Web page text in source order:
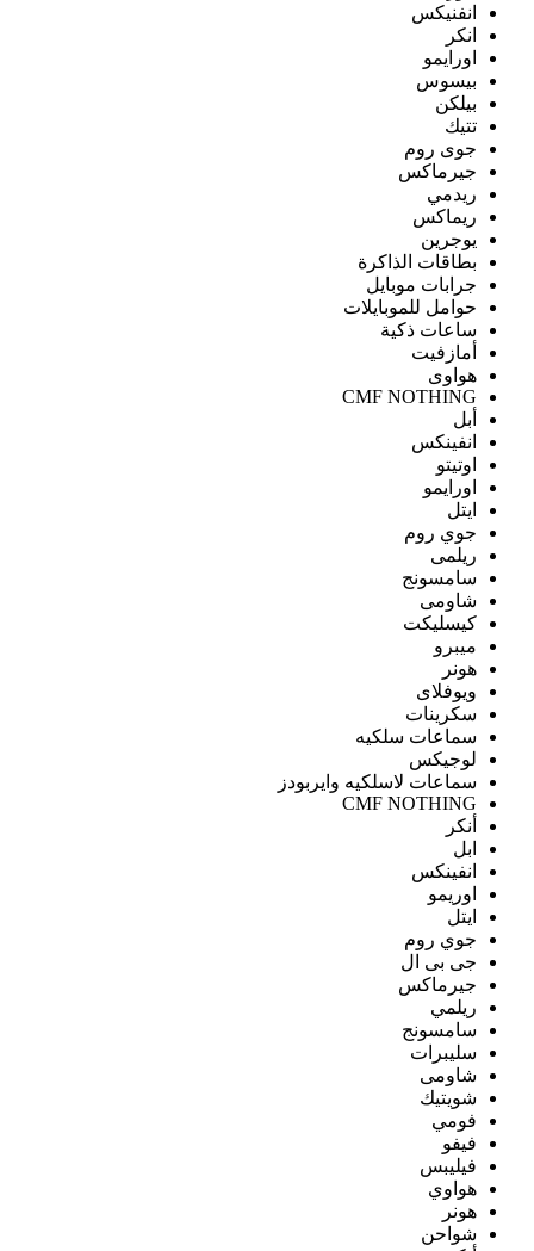
انفنيكس
انكر
اورايمو
بيسوس
بيلكن
تتيك
جوى روم
جيرماكس
ريدمي
ريماكس
يوجرين
بطاقات الذاكرة
جرابات موبايل
حوامل للموبايلات
ساعات ذكية
أمازفيت
هواوى
CMF NOTHING
أبل
انفينكس
اوتيتو
اورايمو
ايتل
جوي روم
ريلمى
سامسونج
شاومى
كيسليكت
ميبرو
هونر
ويوفلاى
سكرينات
سماعات سلكيه
لوجيكس
سماعات لاسلكيه وايربودز
CMF NOTHING
أنكر
ابل
انفينكس
اوريمو
ايتل
جوي روم
جى بى ال
جيرماكس
ريلمي
سامسونج
سليبرات
شاومى
شويتيك
فومي
فيفو
فيليبس
هواوي
هونر
شواحن